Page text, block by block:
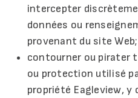
intercepter
données ou
provenant du site Web;
contourner ou pirater
ou protection utilisé
propriété Eagleview, y